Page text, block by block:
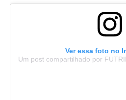
Ver essa foto no
Um post compartilhado por